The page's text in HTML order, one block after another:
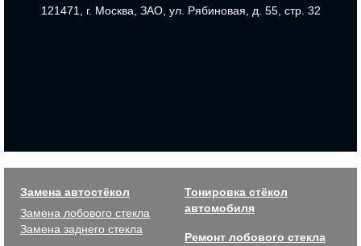
121471, г. Москва, ЗАО, ул. Рябиновая, д. 55, стр. 32
Замена автостёкол
Замена лобового стекла
Замена заднего стекла
Тонировка стёкол
автомобиля
Ремонт лобового стекла